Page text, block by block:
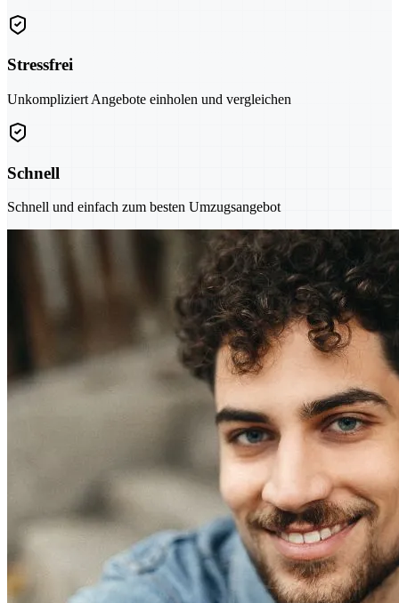
Stressfrei
Unkompliziert Angebote einholen und vergleichen
Schnell
Schnell und einfach zum besten Umzugsangebot